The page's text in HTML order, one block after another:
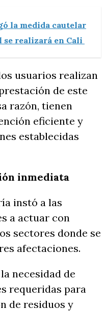
la medida cautelar
realizará en Cali
usuarios realizan
de este
razón, tienen
eficiente y
establecidas
inmediata
instó a las
a actuar con
sectores donde se
afectaciones.
necesidad de
requeridas para
de residuos y